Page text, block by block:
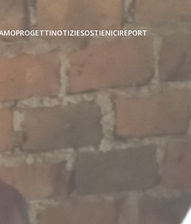
PROGETTINOTIZIESOSTIENICIREPORT